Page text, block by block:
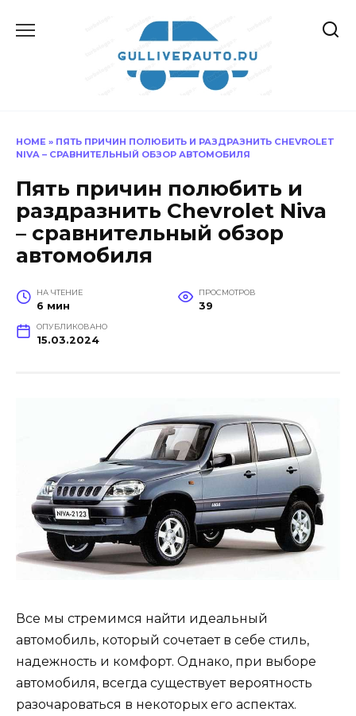
HOME » ПЯТЬ ПРИЧИН ПОЛЮБИТЬ И РАЗДРАЗНИТЬ CHEVROLET
NIVA – СРАВНИТЕЛЬНЫЙ ОБЗОР АВТОМОБИЛЯ
Пять причин полюбить и
раздразнить Chevrolet Niva
– сравнительный обзор
автомобиля
НА ЧТЕНИЕ
6 мин
ПРОСМОТРОВ
39
ОПУБЛИКОВАНО
15.03.2024
Все мы стремимся найти идеальный
автомобиль, который сочетает в себе стиль,
надежность и комфорт. Однако, при выборе
автомобиля, всегда существует вероятность
разочароваться в некоторых его аспектах.